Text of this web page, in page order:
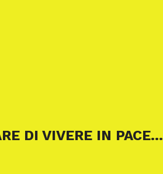
DI VIVERE IN PACE…